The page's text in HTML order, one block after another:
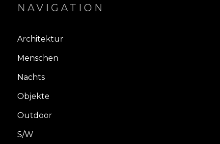
NAVIGATION
Architektur
Menschen
Nachts
Objekte
Outdoor
S/W